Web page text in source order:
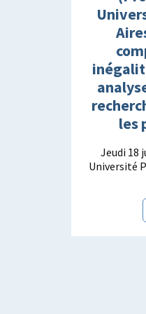
les
Jeudi 18
Université